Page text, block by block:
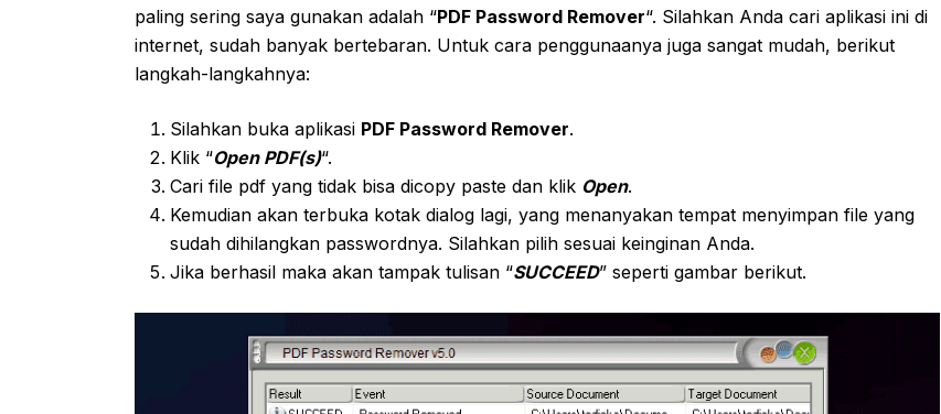
paling sering saya gunakan adalah “PDF Password Remover“. Silahkan Anda cari aplikasi ini di
internet, sudah banyak bertebaran. Untuk cara penggunaanya juga sangat mudah, berikut
langkah-langkahnya:
Silahkan buka aplikasi PDF Password Remover.
Klik “Open PDF(s)“.
Cari file pdf yang tidak bisa dicopy paste dan klik Open.
Kemudian akan terbuka kotak dialog lagi, yang menanyakan tempat menyimpan file yang
sudah dihilangkan passwordnya. Silahkan pilih sesuai keinginan Anda.
Jika berhasil maka akan tampak tulisan “SUCCEED” seperti gambar berikut.